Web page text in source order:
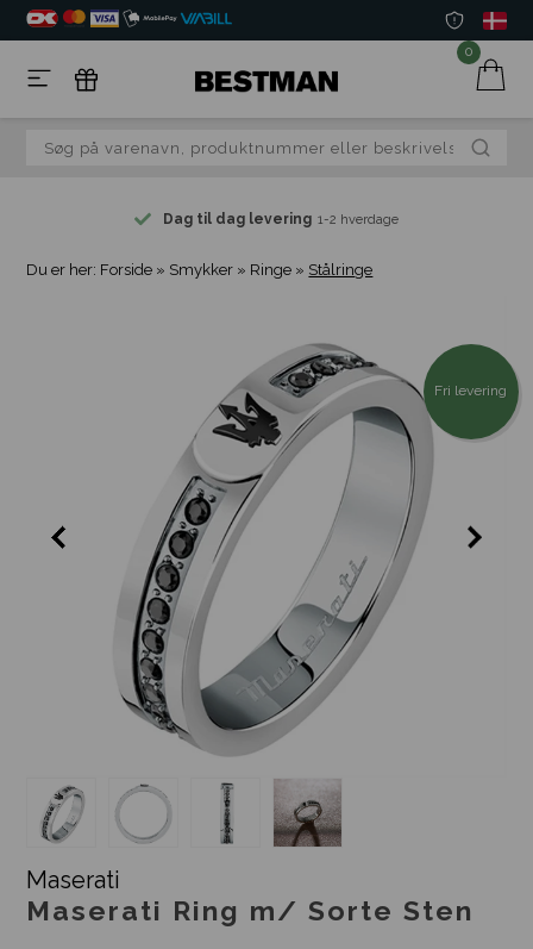
0
Dag til dag levering 1-2 hverdage
Du er her: Forside » Smykker » Ringe » Stålringe
Fri levering
Maserati
Maserati Ring m/ Sorte Sten